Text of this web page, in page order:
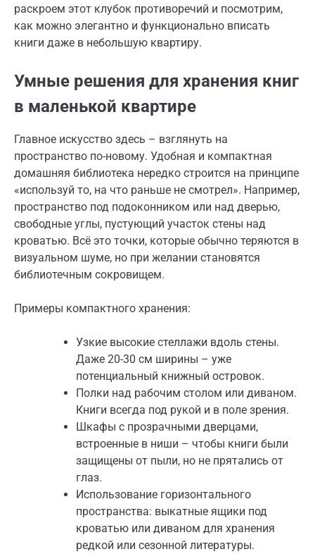
раскроем этот клубок противоречий и посмотрим,
как можно элегантно и функционально вписать
книги даже в небольшую квартиру.
Умные решения для хранения книг
в маленькой квартире
Главное искусство здесь – взглянуть на
пространство по-новому. Удобная и компактная
домашняя библиотека нередко строится на принципе
«используй то, на что раньше не смотрел». Например,
пространство под подоконником или над дверью,
свободные углы, пустующий участок стены над
кроватью. Всё это точки, которые обычно теряются в
визуальном шуме, но при желании становятся
библиотечным сокровищем.
Примеры компактного хранения:
Узкие высокие стеллажи вдоль стены.
Даже 20-30 см ширины – уже
потенциальный книжный островок.
Полки над рабочим столом или диваном.
Книги всегда под рукой и в поле зрения.
Шкафы с прозрачными дверцами,
встроенные в ниши – чтобы книги были
защищены от пыли, но не прятались от
глаз.
Использование горизонтального
пространства: выкатные ящики под
кроватью или диваном для хранения
редкой или сезонной литературы.